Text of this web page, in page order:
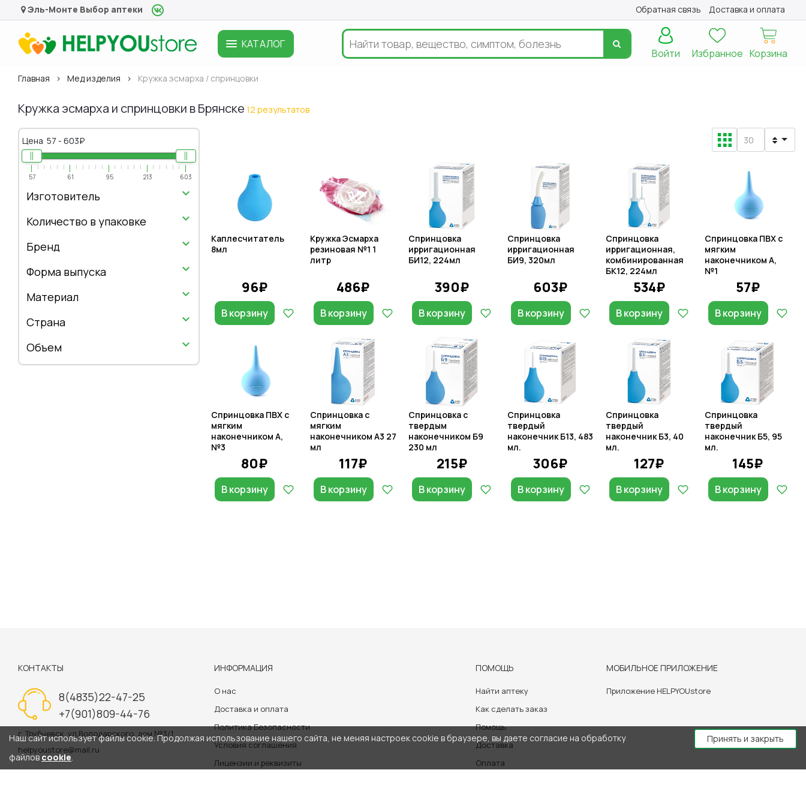
Эль-Монте Выбор аптеки Обратная связь Доставка и оплата
КАТАЛОГ
Корзина
Избранное
Войти
Главная Мед изделия Кружка эсмарха / спринцовки
Кружка эсмарха и спринцовки в Брянске 12 результатов
Каплесчитатель
8мл
96₽
В корзину
Кружка Эсмарха
резиновая №1 1
литр
486₽
В корзину
Спринцовка
ирригационная
БИ12, 224мл
390₽
В корзину
Спринцовка
ирригационная
БИ9, 320мл
603₽
В корзину
Спринцовка
ирригационная,
комбинированная
БК12, 224мл
534₽
В корзину
Спринцовка ПВХ с
мягким
наконечником А,
№1
57₽
В корзину
Спринцовка ПВХ с
мягким
наконечником А,
№3
80₽
В корзину
Спринцовка с
мягким
наконечником А3 27
мл
117₽
В корзину
Спринцовка с
твердым
наконечником Б9
230 мл
215₽
В корзину
Спринцовка
твердый
наконечник Б13, 483
мл.
306₽
В корзину
Спринцовка
твердый
наконечник Б3, 40
мл.
127₽
В корзину
Спринцовка
твердый
наконечник Б5, 95
мл.
145₽
В корзину
Цена 57 - 603₽
57 61 95 213 603
Изготовитель
Количество в упаковке
Бренд
Форма выпуска
Материал
Страна
Объем
Наш сайт использует файлы cookie. Продолжая использование нашего сайта, не меняя настроек cookie в браузере, вы даете согласие на обработку
файлов cookie.
Принять и закрыть
КОНТАКТЫ
8(4835)22-47-25
+7(901)809-44-76
г. Трубчевск, ул.Володарского, дом №3/1
helpyoustore@mail.ru
ИНФОРМАЦИЯ
О нас
Доставка и оплата
Политика Безопасности
Условия соглашения
Лицензии и реквизиты
ПОМОЩЬ
Найти аптеку
Как сделать заказ
Помощь
Доставка
Оплата
МОБИЛЬНОЕ ПРИЛОЖЕНИЕ
Приложение HELPYOUstore